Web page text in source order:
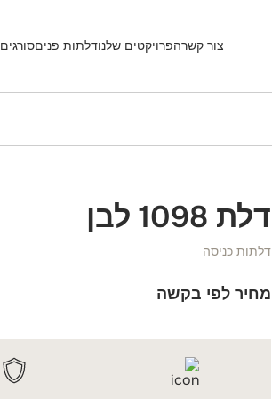
סורגיםדלתות פניםהפרויקטים שלנוצור קשר
דלת 1098 לבן
דלתות כניסה
מחיר לפי בקשה